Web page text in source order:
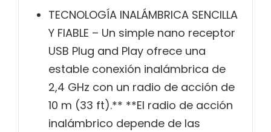
TECNOLOGÍA INALÁMBRICA SENCILLA
Y FIABLE – Un simple nano receptor
USB Plug and Play ofrece una
estable conexión inalámbrica de
2,4 GHz con un radio de acción de
10 m (33 ft).** **El radio de acción
inalámbrico depende de las